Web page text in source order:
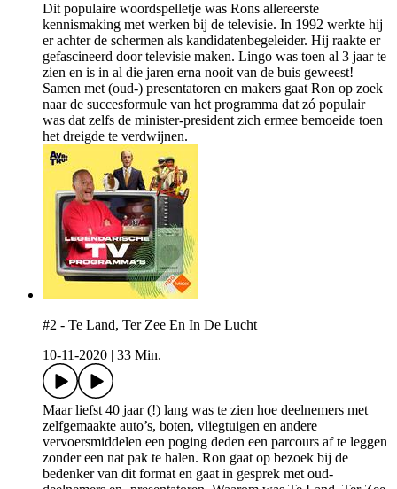
Dit populaire woordspelletje was Rons allereerste
kennismaking met werken bij de televisie. In 1992 werkte hij
er achter de schermen als kandidatenbegeleider. Hij raakte er
gefascineerd door televisie maken. Lingo was toen al 3 jaar te
zien en is in al die jaren erna nooit van de buis geweest!
Samen met (oud-) presentatoren en makers gaat Ron op zoek
naar de succesformule van het programma dat zó populair
was dat zelfs de minister-president zich ermee bemoeide toen
het dreigde te verdwijnen.
#2 - Te Land, Ter Zee En In De Lucht
10-11-2020
33 Min.
Maar liefst 40 jaar (!) lang was te zien hoe deelnemers met
zelfgemaakte auto’s, boten, vliegtuigen en andere
vervoersmiddelen een poging deden een parcours af te leggen
zonder een nat pak te halen. Ron gaat op bezoek bij de
bedenker van dit format en gaat in gesprek met oud-